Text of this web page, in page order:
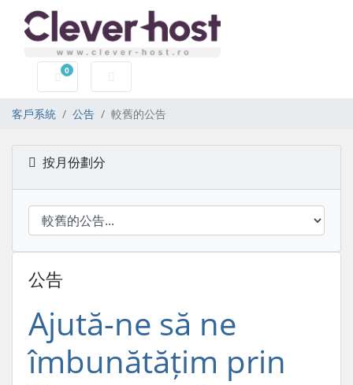
0
購物車
客戶系統 公告 較舊的公告
按月份劃分
公告
Ajută-ne să ne
îmbunătățim prin